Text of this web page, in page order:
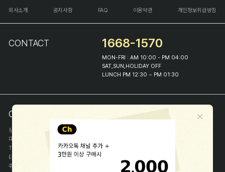
회사소개 공지사항 FAQ 이용약관 개인정보취급방침
CONTACT 1668-1570
MON-FRI : AM 10:00 - PM 04:00
SAT,SUN,HOLIDAY OFF
LUNCH PM 12:30 ~ PM 01:30
COMPANY INFO
상호
(주)해피프린스
대표
TEL
1668-1570
E-MAIL
help@happyprince.co.kr
주소